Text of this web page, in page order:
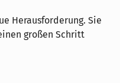
Herausforderung. Sie
großen Schritt